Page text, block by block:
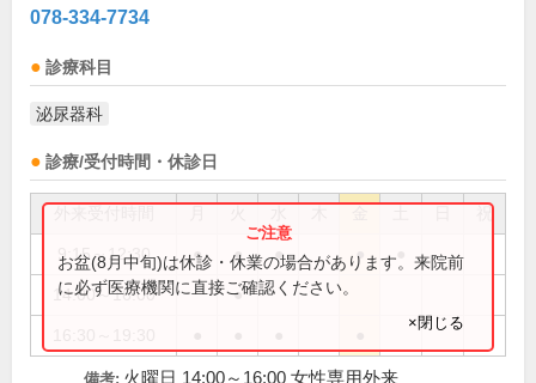
078-334-7734
診療科目
泌尿器科
診療/受付時間・休診日
祝
9:15～12:30 ● ● ● ●
14:00～16:00 ●
お盆(8月中旬)は休診・休業の場合があります。来院前
に必ず医療機関に直接ご確認ください。
×閉じる
備考: 火曜日 14:00～16:00 女性専用外来